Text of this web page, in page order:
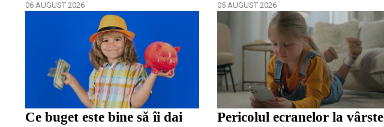
reacționeze părinții în fața
dependenței / video
06 AUGUST 2026 05 AUGUST 2026
Ce buget este bine să îi dai
Pericolul ecranelor la vârste